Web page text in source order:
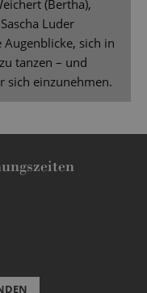
(Bertha),
Luder
sich in
tanzen – und
sich einzunehmen.